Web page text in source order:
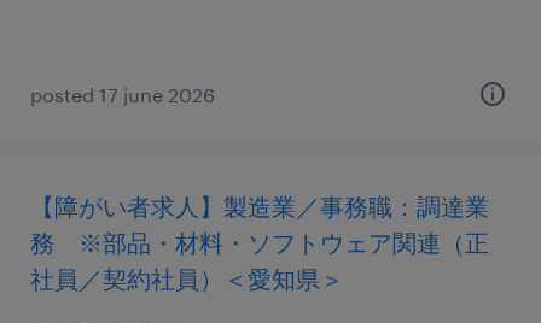
posted 17 june 2026
【障がい者求人】製造業／事務職：調達業
務 ※部品・材料・ソフトウェア関連（正
社員／契約社員）＜愛知県＞